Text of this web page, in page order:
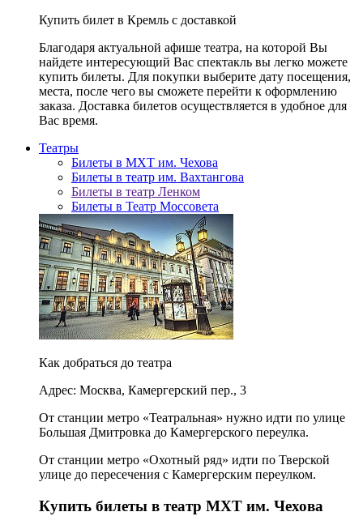
Купить билет в Кремль с доставкой
Благодаря актуальной афише театра, на которой Вы
найдете интересующий Вас спектакль вы легко можете
купить билеты. Для покупки выберите дату посещения,
места, после чего вы сможете перейти к оформлению
заказа. Доставка билетов осуществляется в удобное для
Вас время.
Театры
Билеты в МХТ им. Чехова
Билеты в театр им. Вахтангова
Билеты в театр Ленком
Билеты в Театр Моссовета
Как добраться до театра
Адрес: Москва, Камергерский пер., 3
От станции метро «Театральная» нужно идти по улице
Большая Дмитровка до Камергерского переулка.
От станции метро «Охотный ряд» идти по Тверской
улице до пересечения с Камергерским переулком.
Купить билеты в театр МХТ им. Чехова